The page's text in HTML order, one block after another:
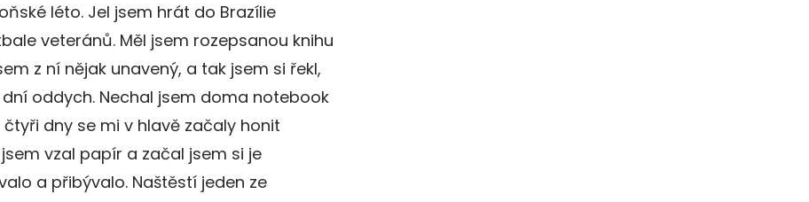
léto. Jel jsem hrát do Brazílie
veteránů. Měl jsem rozepsanou knihu
z ní nějak unavený, a tak jsem si řekl,
oddych. Nechal jsem doma notebook
dny se mi v hlavě začaly honit
vzal papír a začal jsem si je
a přibývalo. Naštěstí jeden ze